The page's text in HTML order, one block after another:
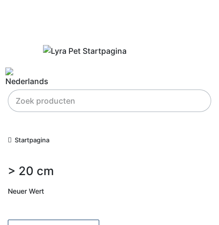
Startpagina
> 20 cm
Neuer Wert